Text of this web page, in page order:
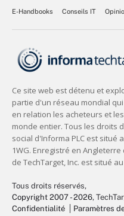
E-Handbooks Conseils IT
Tous droits réservés,
Copyright 2007 - 2026,
Confidentialité
Paramètres